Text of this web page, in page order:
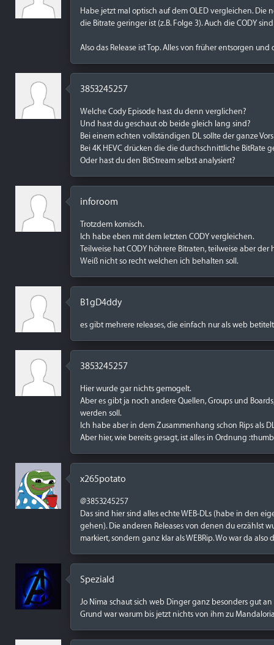
Habe jetzt mal optisch auf dem OLED vergleichen. Die
die Bitrate geringer ist (z.B. Folge 3). Auch die CODY
Also das Release ist Top. Alles von früher entsorgen und
3853245257
Welche Cody Episode hast du denn verglichen?
Und hast du geschaut ob beide gleich lang sind?
Bei einem echten vollständigen DL sollte der ganze
Bei 4K HEVC drücken die die durchschnittliche BitRate
Oder hast du den BitStream selbst analysiert?
inforoom
Trotzdem komisch.
Ich habe eben mit dem letzten CODY vergleichen.
Teilweise hat CODY höhrere Bitraten, teilweise aber der
Weiß nicht so recht welchen ich behalten soll.
B1gD4ddy
es gibt mehrere releases, die einfach nur als web
3853245257
Hier wurde gar nichts gemogelt.
Aber es gibt ja noch andere Quellen, Groups und
werden soll.
Ich habe aber in dem Zusammenhang schon Rips als
Aber hier, wie bereits gesagt, ist alles in Ordnung
x265potato
@3853245257
Das sind hier sind alles echte WEB-DLs (habe in den
gehen). Die anderen Releases von denen du erzählst
markiert, sondern ganz klar als WEBRip. Wo war da
Speziald
Jo Nima schaut sich web Dinger ganz besonders gut
Grund war warum bis jetzt nichts von ihm zu